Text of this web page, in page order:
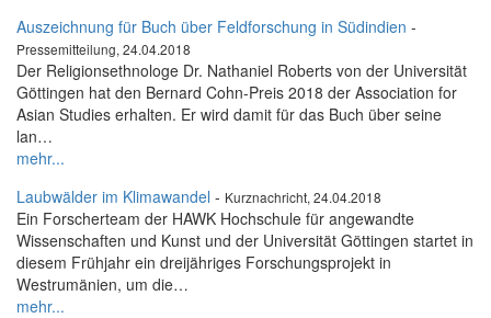
Auszeichnung für Buch über Feldforschung in Südindien -
Pressemitteilung, 24.04.2018
Der Religionsethnologe Dr. Nathaniel Roberts von der Universität
Göttingen hat den Bernard Cohn-Preis 2018 der Association for
Asian Studies erhalten. Er wird damit für das Buch über seine
lan…
mehr...
Laubwälder im Klimawandel - Kurznachricht, 24.04.2018
Ein Forscherteam der HAWK Hochschule für angewandte
Wissenschaften und Kunst und der Universität Göttingen startet in
diesem Frühjahr ein dreijähriges Forschungsprojekt in
Westrumänien, um die…
mehr...